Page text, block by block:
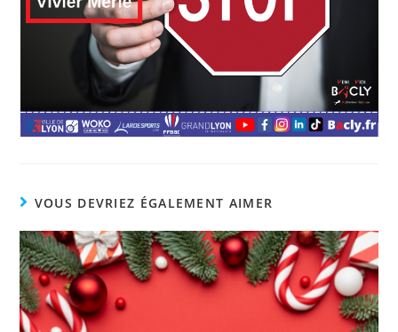
VOUS DEVRIEZ ÉGALEMENT AIMER